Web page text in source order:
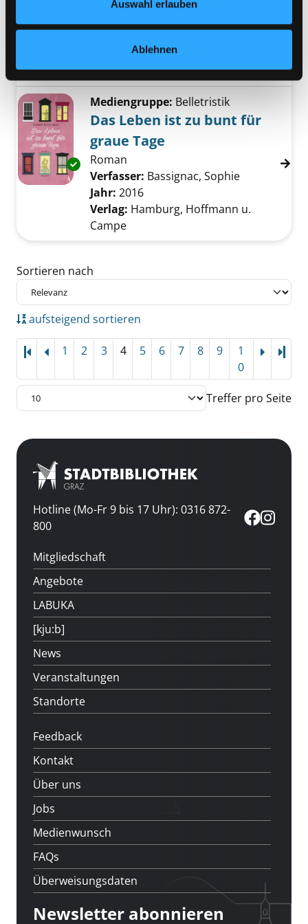
Auswahl erlauben
Ablehnen
Exemplar-Details von Paris abseits der
Stadt der Flaneure und
Revolutionäre
2016Verlag:
Reihe:1, Abseits der Pfade
Exemplar-Details von Das Leben ist zu bunt
Mediengruppe: Belletristik
Das Leben ist zu bunt für
graue Tage
Roman
Verfasser: Bassignac, Sophie
Jahr: 2016
Verlag: Hamburg, Hoffmann u.
Campe
Zu den Suchfiltern springen
Sortieren nach
aufsteigend sortieren
1 2 3 4 5 6 7 8 9
1
0
Treffer pro Seite
Hotline (Mo-Fr 9 bis 17 Uhr): 0316 872-
800
Mitgliedschaft
Angebote
LABUKA
[kju:b]
News
Veranstaltungen
Standorte
Feedback
Kontakt
Über uns
Jobs
Medienwunsch
FAQs
Überweisungsdaten
Newsletter abonnieren